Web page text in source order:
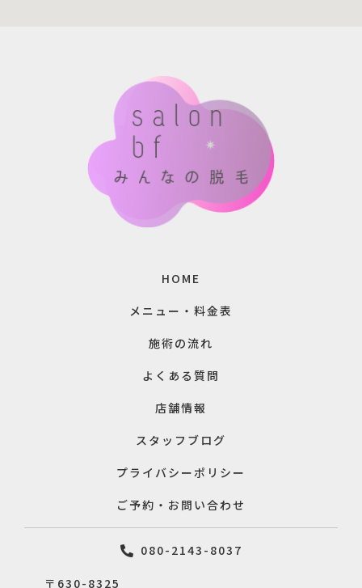
HOME
メニュー・料金表
施術の流れ
よくある質問
店舗情報
スタッフブログ
プライバシーポリシー
ご予約・お問い合わせ
080-2143-8037
〒630-8325